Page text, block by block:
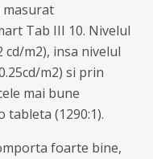
masurat
Tab III 10. Nivelul
m2), insa nivelul
m2) si prin
mai bune
tableta (1290:1).
foarte bine,